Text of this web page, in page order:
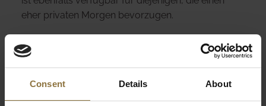
Consent Details About
eher privaten Morgen bevorzugen.